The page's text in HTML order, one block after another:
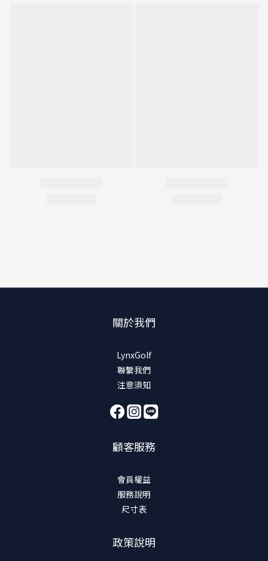
關於我們
LynxGolf
聯繫我們
注意須知
顧客服務
會員權益
服務說明
尺寸表
政策說明